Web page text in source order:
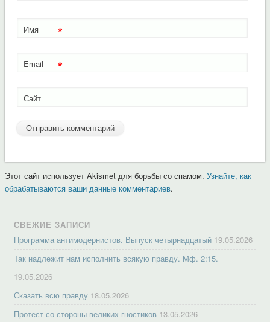
Имя *
Email *
Сайт
Этот сайт использует Akismet для борьбы со спамом. Узнайте, как
обрабатываются ваши данные комментариев.
СВЕЖИЕ ЗАПИСИ
Программа антимодернистов. Выпуск четырнадцатый 19.05.2026
Так надлежит нам исполнить всякую правду. Мф. 2:15.
19.05.2026
Сказать всю правду 18.05.2026
Протест со стороны великих гностиков 13.05.2026